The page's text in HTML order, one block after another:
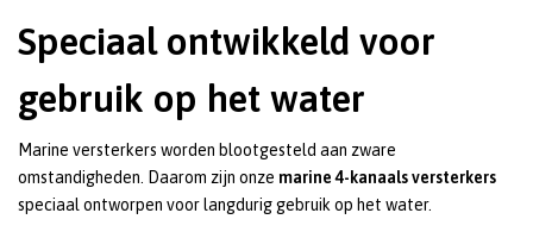
Speciaal ontwikkeld voor
gebruik op het water
Marine versterkers worden blootgesteld aan zware
omstandigheden. Daarom zijn onze marine 4-kanaals versterkers
speciaal ontworpen voor langdurig gebruik op het water.